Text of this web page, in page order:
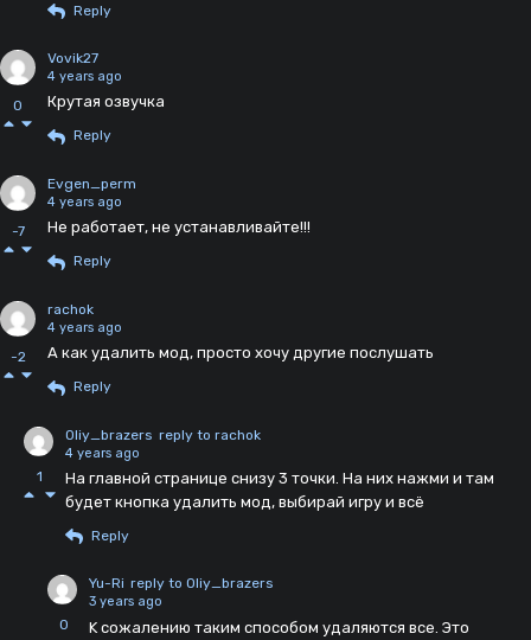
Reply
0
Vovik27
4 years ago
Крутая озвучка
Reply
-7
Evgen_perm
4 years ago
Не работает, не устанавливайте!!!
Reply
-2
rachok
4 years ago
А как удалить мод, просто хочу другие послушать
Reply
1
Oliy_brazers reply to rachok
4 years ago
На главной странице снизу 3 точки. На них нажми и там
будет кнопка удалить мод, выбирай игру и всё
Reply
0
Yu-Ri reply to Oliy_brazers
3 years ago
K сожалению таким способом удаляются все. Это